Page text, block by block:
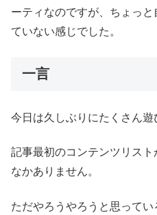
ーティなのですが、ちょっ
ていない感じでした。
一言
今日は久しぶりにたくさん遊
記事最初のコンテンツリス
なかありません。
ただやろうやろうと思って